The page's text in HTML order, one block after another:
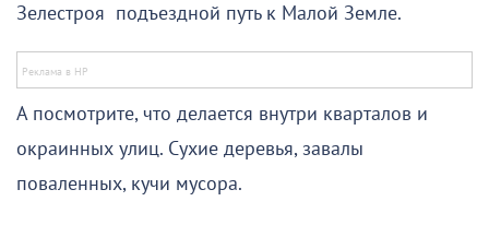
Зелестроя подъездной путь к Малой Земле.
А посмотрите, что делается внутри кварталов и
окраинных улиц. Сухие деревья, завалы
поваленных, кучи мусора.